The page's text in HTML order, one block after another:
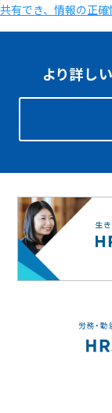
共有でき、情報の正
より詳し